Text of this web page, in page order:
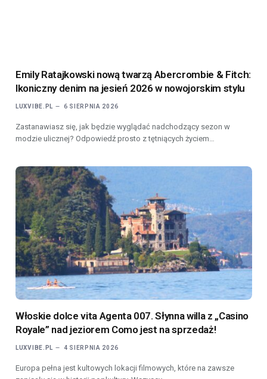
Emily Ratajkowski nową twarzą Abercrombie & Fitch:
Ikoniczny denim na jesień 2026 w nowojorskim stylu
LUXVIBE.PL 6 SIERPNIA 2026
Zastanawiasz się, jak będzie wyglądać nadchodzący sezon w
modzie ulicznej? Odpowiedź prosto z tętniących życiem…
Włoskie dolce vita Agenta 007. Słynna willa z „Casino
Royale” nad jeziorem Como jest na sprzedaż!
LUXVIBE.PL 4 SIERPNIA 2026
Europa pełna jest kultowych lokacji filmowych, które na zawsze